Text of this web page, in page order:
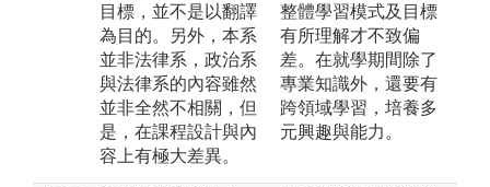
目標，並不是以翻譯
為目的。另外，本系
並非法律系，政治系
與法律系的內容雖然
並非全然不相關，但
是，在課程設計與內
容上有極大差異。
整體學習模式及目標
有所理解才不致偏
差。在就學期間除了
專業知識外，還要有
跨領域學習，培養多
元興趣與能力。